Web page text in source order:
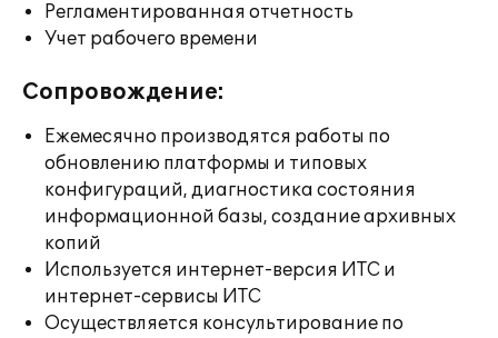
Регламентированная отчетность
Учет рабочего времени
Сопровождение:
Ежемесячно производятся работы по
обновлению платформы и типовых
конфигураций, диагностика состояния
информационной базы, создание архивных
копий
Используется интернет-версия ИТС и
интернет-сервисы ИТС
Осуществляется консультирование по